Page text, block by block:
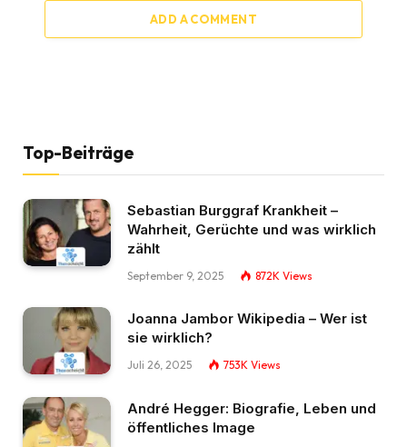
ADD A COMMENT
Top-Beiträge
Sebastian Burggraf Krankheit –
Wahrheit, Gerüchte und was wirklich
zählt
September 9, 2025 872K Views
Joanna Jambor Wikipedia – Wer ist
sie wirklich?
Juli 26, 2025 753K Views
André Hegger: Biografie, Leben und
öffentliches Image